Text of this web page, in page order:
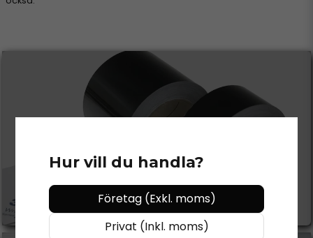
CHROME DELETE
Se mer
Hur vill du handla?
Företag (Exkl. moms)
Privat (Inkl. moms)